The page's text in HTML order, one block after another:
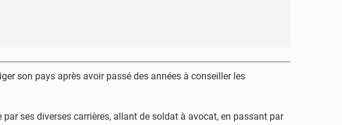
son pays après avoir passé des années à conseiller les
ses diverses carrières, allant de soldat à avocat, en passant par